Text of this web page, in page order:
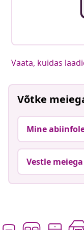
Vaata, kuidas
Võtke
Mine
Vestle meiega